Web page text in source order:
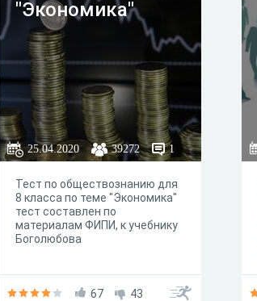
"Экономика"
25.04.2020 39272 1
Тест по обществознанию для
8 класса по теме "Экономика"
тест составлен по
материалам ФИПИ, к учебнику
Боголюбова
67 43